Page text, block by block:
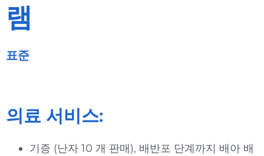
램
표준
의료 서비스:
기증 (난자 10 개 판매), 배반포 단계까지 배아 배